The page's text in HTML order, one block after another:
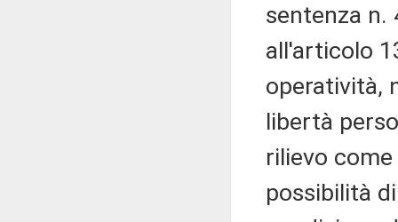
sentenza n.
all'articolo
operatività,
libertà
rilievo
possibilità